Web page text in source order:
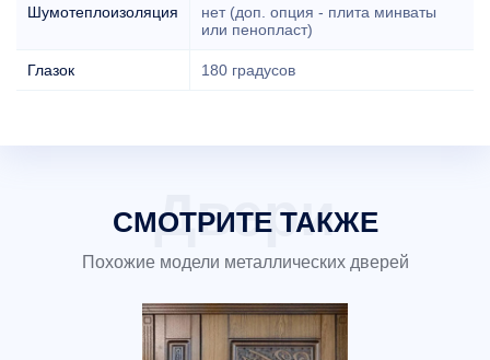
Шумотеплоизоляция
нет (доп. опция - плита минваты
или пенопласт)
Глазок 180 градусов
СМОТРИТЕ ТАКЖЕ
Похожие модели металлических дверей